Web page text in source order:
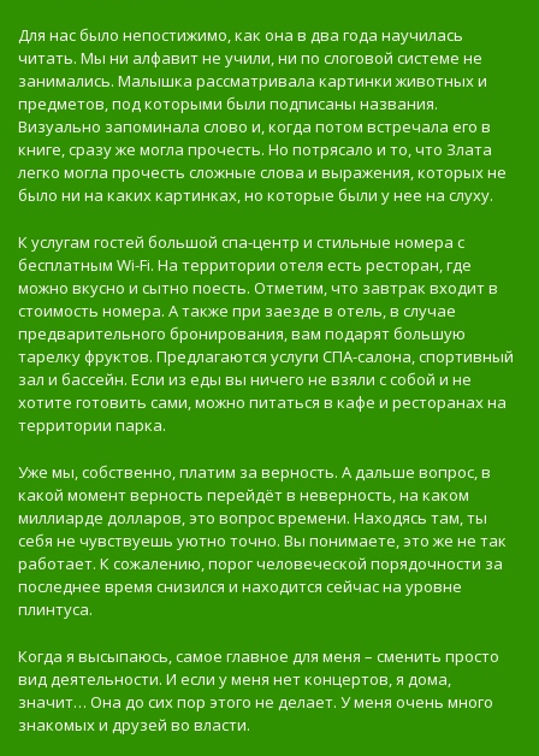
Для нас было непостижимо, как она в два года научилась
читать. Мы ни алфавит не учили, ни по слоговой системе не
занимались. Малышка рассматривала картинки животных и
предметов, под которыми были подписаны названия.
Визуально запоминала слово и, когда потом встречала его в
книге, сразу же могла прочесть. Но потрясало и то, что Злата
легко могла прочесть сложные слова и выражения, которых не
было ни на каких картинках, но которые были у нее на слуху.
К услугам гостей большой спа-центр и стильные номера с
бесплатным Wi-Fi. На территории отеля есть ресторан, где
можно вкусно и сытно поесть. Отметим, что завтрак входит в
стоимость номера. А также при заезде в отель, в случае
предварительного бронирования, вам подарят большую
тарелку фруктов. Предлагаются услуги СПА-салона, спортивный
зал и бассейн. Если из еды вы ничего не взяли с собой и не
хотите готовить сами, можно питаться в кафе и ресторанах на
территории парка.
Уже мы, собственно, платим за верность. А дальше вопрос, в
какой момент верность перейдёт в неверность, на каком
миллиарде долларов, это вопрос времени. Находясь там, ты
себя не чувствуешь уютно точно. Вы понимаете, это же не так
работает. К сожалению, порог человеческой порядочности за
последнее время снизился и находится сейчас на уровне
плинтуса.
Когда я высыпаюсь, самое главное для меня – сменить просто
вид деятельности. И если у меня нет концертов, я дома,
значит… Она до сих пор этого не делает. У меня очень много
знакомых и друзей во власти.